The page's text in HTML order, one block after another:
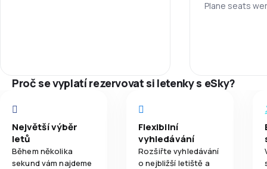
Plane seats
Proč se vyplatí rezervovat si letenky s eSky?
Největší výběr
letů
Během několika
sekund vám najdeme
Flexibilní
vyhledávání
Rozšiřte vyhledávání
o nejbližší letiště a